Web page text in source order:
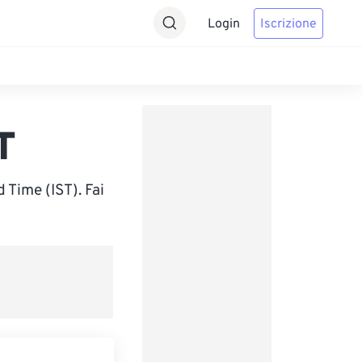
Login Iscrizione
(IST). Fai